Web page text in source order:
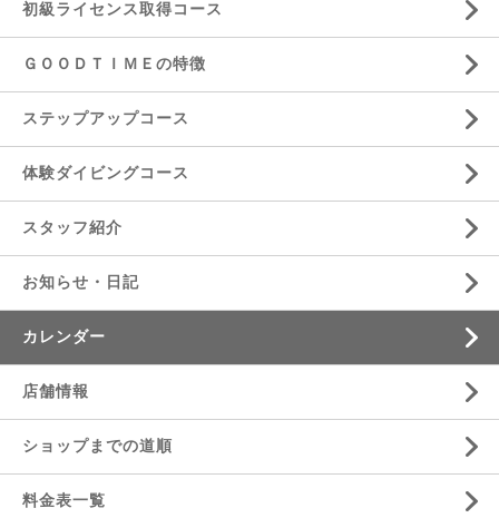
初級ライセンス取得コース
ＧＯＯＤＴＩＭＥの特徴
ステップアップコース
体験ダイビングコース
スタッフ紹介
お知らせ・日記
カレンダー
店舗情報
ショップまでの道順
料金表一覧